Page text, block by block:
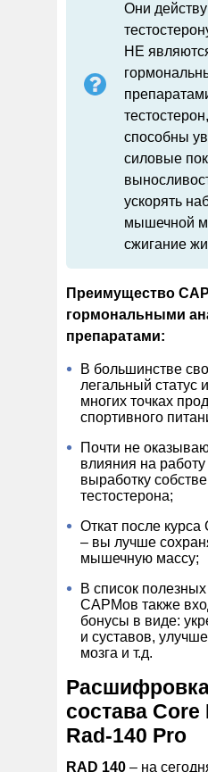
Они
НЕ
способны
силовые
ускорять
мышечной
сжигание
Преимущество
гормональными
препаратами:
В большинстве
легальный статус
многих точках
спортивного
Почти не
влияния на
выработку
тестостерона;
Откат после
– вы лучше
мышечную массу;
В список
САРМов также
бонусы в виде:
и суставов,
мозга и т.д.
состава Core
Rad-140 Pro
RAD 140 – на